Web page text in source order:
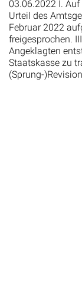
03.06.2022 I.
Urteil des
Februar 2022
freigesprochen.
Angeklagten
Staatskasse zu
(Sprung-